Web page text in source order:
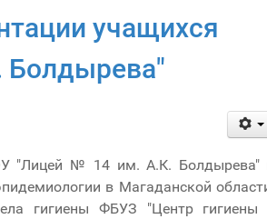
учащихся
"Лицей № 14 им. А.К. Болдырева"
в Магаданской
гигиены ФБУЗ "Центр гигиены